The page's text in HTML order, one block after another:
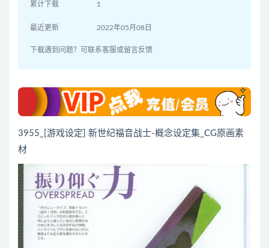
累计下载 1
最近更新 2022年05月08日
下载遇到问题？可联系客服或留言反馈
3955_[游戏设定] 新世纪福音战士-概念设定集_CG原画素
材